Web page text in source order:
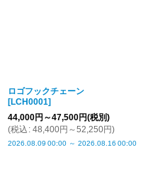
ロゴフックチェーン
[LCH0001]
44,000円 ～47,500円(税別)
(税込 : 48,400円 ～52,250円)
2026.08.09 00:00 ～ 2026.08.16 00:00